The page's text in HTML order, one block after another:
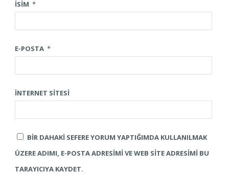
İSIM *
E-POSTA *
İNTERNET SITESI
BIR DAHAKI SEFERE YORUM YAPTIĞIMDA KULLANILMAK
ÜZERE ADIMI, E-POSTA ADRESIMI VE WEB SITE ADRESIMI BU
TARAYICIYA KAYDET.